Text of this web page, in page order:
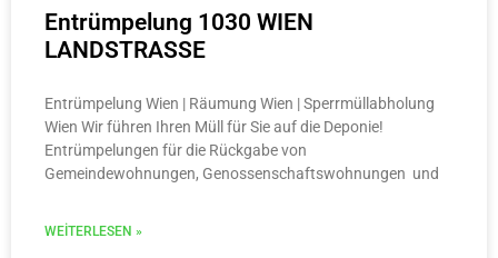
Entrümpelung 1030 WIEN
LANDSTRASSE
Entrümpelung Wien | Räumung Wien | Sperrmüllabholung
Wien Wir führen Ihren Müll für Sie auf die Deponie!
Entrümpelungen für die Rückgabe von
Gemeindewohnungen, Genossenschaftswohnungen und
WEITERLESEN »